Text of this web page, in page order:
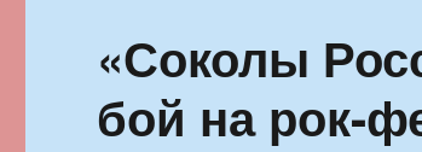
«Соколы
бой на рок-